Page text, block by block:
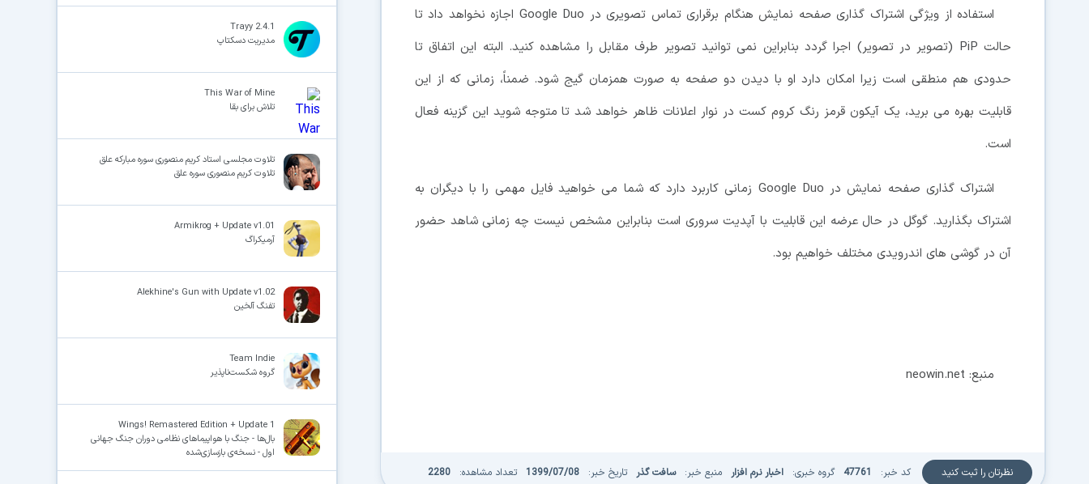
استفاده از ویژگی اشتراک گذاری صفحه نمایش هنگام برقراری تماس تصویری در Google Duo اجازه نخواهد داد تا
حالت PiP (تصویر در تصویر) اجرا گردد بنابراین نمی توانید تصویر طرف مقابل را مشاهده کنید. البته این اتفاق تا
حدودی هم منطقی است زیرا امکان دارد او با دیدن دو صفحه به صورت همزمان گیج شود. ضمناً، زمانی که از این
قابلیت بهره می برید، یک آیکون قرمز رنگ کروم کست در نوار اعلانات ظاهر خواهد شد تا متوجه شوید این گزینه فعال
است.
اشتراک گذاری صفحه نمایش در Google Duo زمانی کاربرد دارد که شما می خواهید فایل مهمی را با دیگران به
اشتراک بگذارید. گوگل در حال عرضه این قابلیت با آپدیت سروری است بنابراین مشخص نیست چه زمانی شاهد حضور
آن در گوشی های اندرویدی مختلف خواهیم بود.
منبع: neowin.net
نظرتان را ثبت کنید کد خبر: 47761 گروه خبری: اخبار نرم افزار منبع خبر: سافت گذر تاریخ خبر: 1399/07/08 تعداد مشاهده: 2280
Trayy 2.4.1
مدیریت دسکتاپ
This War of Mine
تلاش برای بقا
تلاوت مجلسی استاد کریم منصوری سوره مبارکه علق
تلاوت کریم منصوری سوره علق
Armikrog + Update v1.01
آرمیکراگ
Alekhine's Gun with Update v1.02
تفنگ آلخین
Team Indie
گروه شکست‌ناپذیر
Wings! Remastered Edition + Update 1
بال‌ها - جنگ با هواپیماهای نظامی دوران جنگ جهانی
اول - نسخه‌ی بازسازی‌شده